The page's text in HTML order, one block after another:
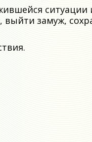
ситуации
выйти замуж,